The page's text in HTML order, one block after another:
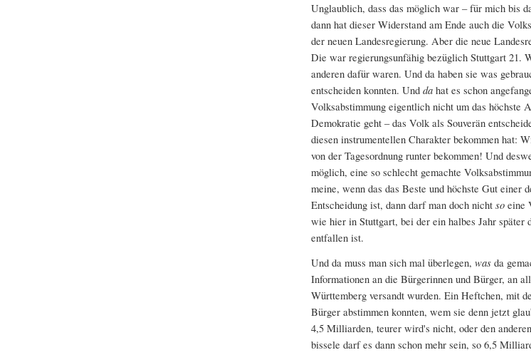
Unglaublich, dass das möglich war – für mich bis
dann hat dieser Widerstand am Ende auch die
der neuen Landesregierung. Aber die neue
Die war regierungsunfähig bezüglich Stuttgart 21.
anderen dafür waren. Und da haben sie was
entscheiden konnten. Und da hat es schon
Volksabstimmung eigentlich nicht um das höchste
Demokratie geht – das Volk als Souverän
diesen instrumentellen Charakter bekommen hat:
von der Tagesordnung runter bekommen! Und
möglich, eine so schlecht gemachte
meine, wenn das das Beste und höchste Gut einer
Entscheidung ist, dann darf man doch nicht so eine
wie hier in Stuttgart, bei der ein halbes Jahr später
entfallen ist.
Und da muss man sich mal überlegen, was da
Informationen an die Bürgerinnen und Bürger, an
Württemberg versandt wurden. Ein Heftchen, mit
Bürger abstimmen konnten, wem sie denn jetzt
4,5 Milliarden, teurer wird's nicht, oder den
bissele darf es dann schon mehr sein, so 6,5